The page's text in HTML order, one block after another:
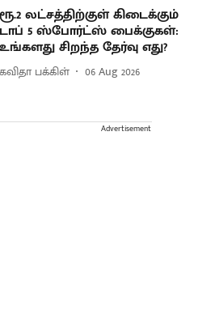
ரூ.2 லட்சத்திற்குள் கிடைக்கும்
டாப் 5 ஸ்போர்ட்ஸ் பைக்குகள்:
உங்களது சிறந்த தேர்வு எது?
கவிதா பக்கிள் 06 Aug 2026
Advertisement